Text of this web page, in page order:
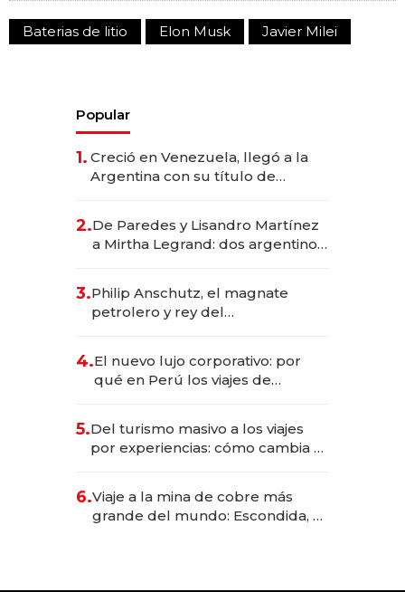
Baterias de litio Elon Musk Javier Milei
Popular
1. Creció en Venezuela, llegó a la
Argentina con su título de
las marcas "fast premium"
2.De Paredes y Lisandro Martínez
a Mirtha Legrand: dos argentinos
3.Philip Anschutz, el magnate
petrolero y rey del
Fénix
4.El nuevo lujo corporativo: por
qué en Perú los viajes de
transformadoras
5.Del turismo masivo a los viajes
por experiencias: cómo cambia el
6.Viaje a la mina de cobre más
grande del mundo: Escondida, el